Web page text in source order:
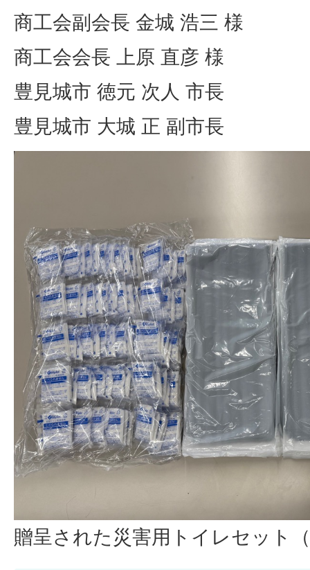
商工会副会長 金城 浩三 様
商工会会長 上原 直彦 様
豊見城市 徳元 次人 市長
豊見城市 大城 正 副市長
贈呈された災害用トイレセット